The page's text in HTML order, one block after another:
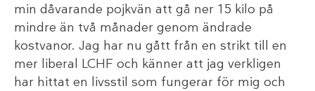
min dåvarande pojkvän att gå ner 15 kilo på
mindre än två månader genom ändrade
kostvanor. Jag har nu gått från en strikt till en
mer liberal LCHF och känner att jag verkligen
har hittat en livsstil som fungerar för mig och